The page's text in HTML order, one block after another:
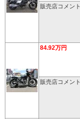
販売店コメント
84.92万円
販売店コメント